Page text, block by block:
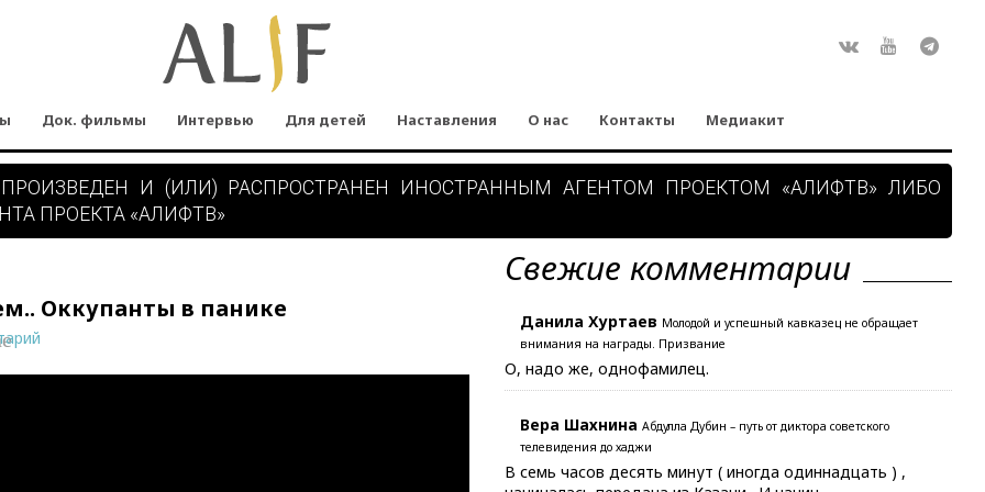
Док. фильмы Интервью Для детей Наставления О нас Контакты Медиакит
И (ИЛИ) РАСПРОСТРАНЕН ИНОСТРАННЫМ АГЕНТОМ ПРОЕКТОМ «АЛИФТВ» ЛИБО
ПРОЕКТА «АЛИФТВ»
Оккупанты в панике
Свежие комментарии
Данила Хуртаев Молодой и успешный кавказец не обращает
внимания на награды. Призвание
О, надо же, однофамилец.
Вера Шахнина Абдулла Дубин – путь от диктора советского
телевидения до хаджи
В семь часов десять минут ( иногда одиннадцать ) ,